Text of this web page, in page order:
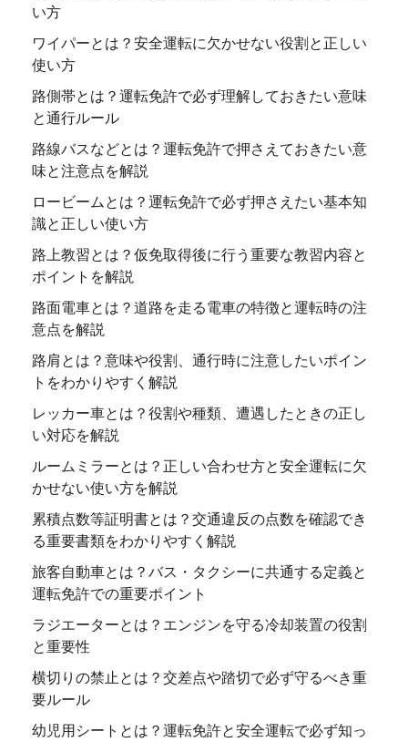
い方
ワイパーとは？安全運転に欠かせない役割と正しい
使い方
路側帯とは？運転免許で必ず理解しておきたい意味
と通行ルール
路線バスなどとは？運転免許で押さえておきたい意
味と注意点を解説
ロービームとは？運転免許で必ず押さえたい基本知
識と正しい使い方
路上教習とは？仮免取得後に行う重要な教習内容と
ポイントを解説
路面電車とは？道路を走る電車の特徴と運転時の注
意点を解説
路肩とは？意味や役割、通行時に注意したいポイン
トをわかりやすく解説
レッカー車とは？役割や種類、遭遇したときの正し
い対応を解説
ルームミラーとは？正しい合わせ方と安全運転に欠
かせない使い方を解説
累積点数等証明書とは？交通違反の点数を確認でき
る重要書類をわかりやすく解説
旅客自動車とは？バス・タクシーに共通する定義と
運転免許での重要ポイント
ラジエーターとは？エンジンを守る冷却装置の役割
と重要性
横切りの禁止とは？交差点や踏切で必ず守るべき重
要ルール
幼児用シートとは？運転免許と安全運転で必ず知っ